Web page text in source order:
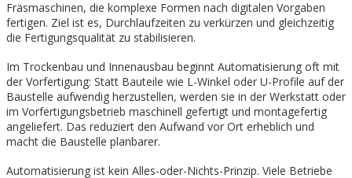
Fräsmaschinen, die komplexe Formen nach digitalen Vorgaben
fertigen. Ziel ist es, Durchlaufzeiten zu verkürzen und gleichzeitig
die Fertigungsqualität zu stabilisieren.
Im Trockenbau und Innenausbau beginnt Automatisierung oft mit
der Vorfertigung: Statt Bauteile wie L-Winkel oder U-Profile auf der
Baustelle aufwendig herzustellen, werden sie in der Werkstatt oder
im Vorfertigungsbetrieb maschinell gefertigt und montagefertig
angeliefert. Das reduziert den Aufwand vor Ort erheblich und
macht die Baustelle planbarer.
Automatisierung ist kein Alles-oder-Nichts-Prinzip. Viele Betriebe